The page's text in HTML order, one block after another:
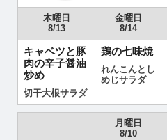
木曜日
8/13
金曜日
8/14
キャベツと豚
肉の辛子醤油
炒め
切干大根サラダ
鶏の七味焼
れんこんとし
めじサラダ
月曜日
8/10